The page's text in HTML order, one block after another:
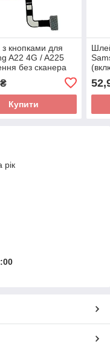
кнопками для
A22 4G / A225
без сканера
пальця Touch ID)
Купити
AAA
рік